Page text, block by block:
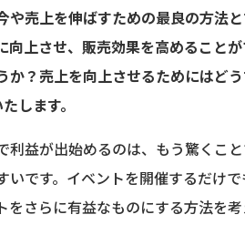
売上を伸ばすための最良の方法と
上させ、販売効果を高めること
？売上を向上させるためにはど
します。
益が出始めるのは、もう驚くこ
です。イベントを開催するだけで
さらに有益なものにする方法を考